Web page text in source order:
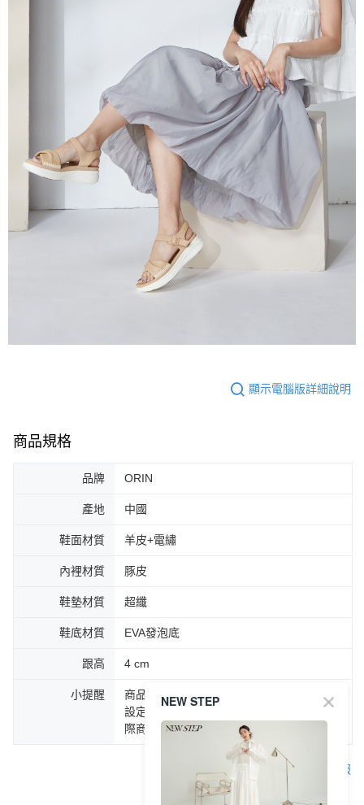
顯示電腦版詳細說明
商品規格
品牌 ORIN
產地 中國
鞋面材質 羊皮+電繡
內裡材質 豚皮
鞋墊材質 超纖
鞋底材質 EVA發泡底
跟高 4 cm
小提醒
商品圖片顏色會因拍攝燈光環境或個人螢幕
設定不同，而造成部份色差現象，顏色以實
際商品為主。
客服
NEW STEP